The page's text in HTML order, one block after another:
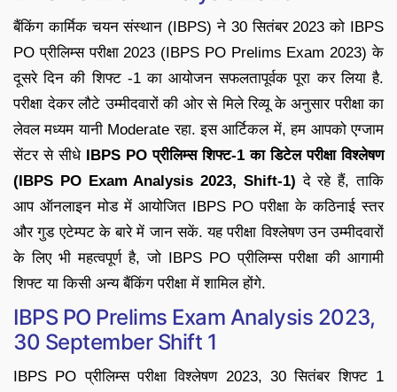
बैंकिंग कार्मिक चयन संस्थान (IBPS) ने 30 सितंबर 2023 को IBPS
PO प्रीलिम्स परीक्षा 2023 (IBPS PO Prelims Exam 2023) के
दूसरे दिन की शिफ्ट -1 का आयोजन सफलतापूर्वक पूरा कर लिया है.
परीक्षा देकर लौटे उम्मीदवारों की ओर से मिले रिव्यू के अनुसार परीक्षा का
लेवल मध्यम यानी Moderate रहा. इस आर्टिकल में, हम आपको एग्जाम
सेंटर से सीधे IBPS PO प्रीलिम्स शिफ्ट-1 का डिटेल परीक्षा विश्लेषण
(IBPS PO Exam Analysis 2023, Shift-1) दे रहे हैं, ताकि
आप ऑनलाइन मोड में आयोजित IBPS PO परीक्षा के कठिनाई स्तर
और गुड एटेम्पट के बारे में जान सकें. यह परीक्षा विश्लेषण उन उम्मीदवारों
के लिए भी महत्वपूर्ण है, जो IBPS PO प्रीलिम्स परीक्षा की आगामी
शिफ्ट या किसी अन्य बैंकिंग परीक्षा में शामिल होंगे.
IBPS PO Prelims Exam Analysis 2023,
30 September Shift 1
IBPS PO प्रीलिम्स परीक्षा विश्लेषण 2023, 30 सितंबर शिफ्ट 1